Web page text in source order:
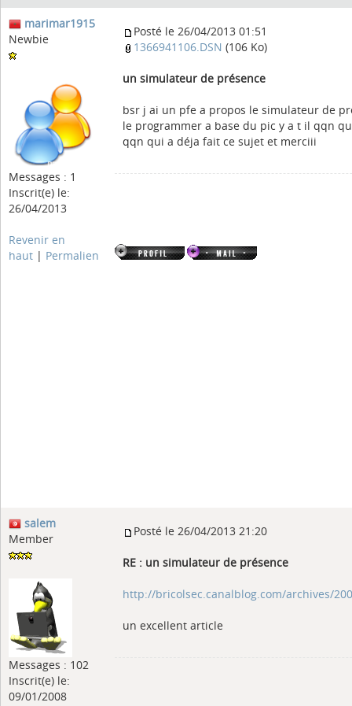
marimar1915
Newbie
Messages : 1
Inscrit(e) le:
26/04/2013
Posté le 26/04/2013 01:51
1366941106.DSN (106 Ko)
un simulateur de présence
bsr j ai un pfe a propos le simulateur de
le programmer a base du pic y a t il qqn
qqn qui a déja fait ce sujet et merciii
Revenir en
haut | Permalien
salem
Member
Messages : 102
Inscrit(e) le:
09/01/2008
Posté le 26/04/2013 21:20
RE : un simulateur de présence
http://bricolsec.canalblog.com/archives/
un excellent article